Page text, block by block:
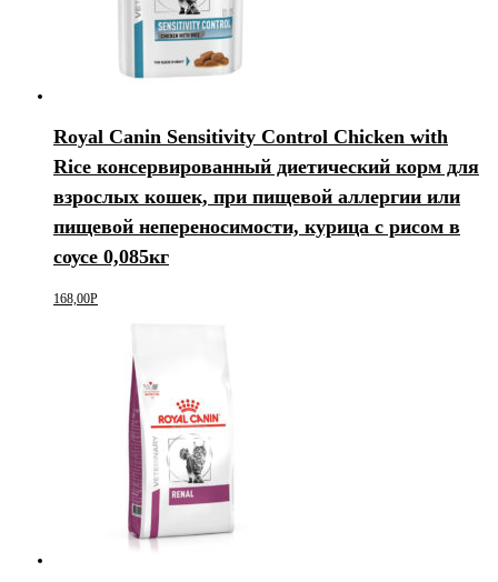
Royal Canin Sensitivity Control Chicken with
Rice консервированный диетический корм для
взрослых кошек, при пищевой аллергии или
пищевой непереносимости, курица с рисом в
соусе 0,085кг
168,00Р